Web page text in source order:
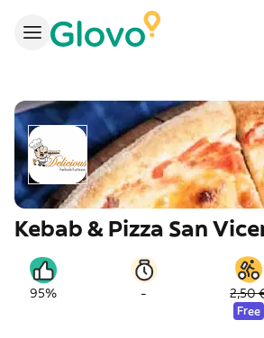
Kebab & Pizza San
95% - 2,50
Free